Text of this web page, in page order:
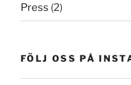
Press (2)
FÖLJ OSS PÅ